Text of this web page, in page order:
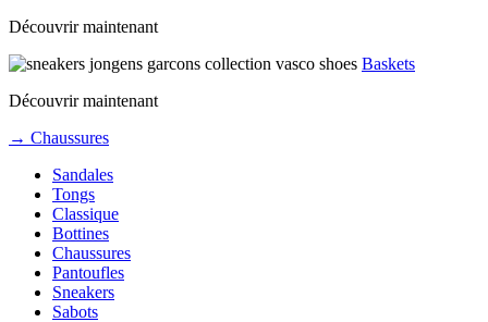
Découvrir maintenant
Baskets
Découvrir maintenant
→ Chaussures
Sandales
Tongs
Classique
Bottines
Chaussures
Pantoufles
Sneakers
Sabots